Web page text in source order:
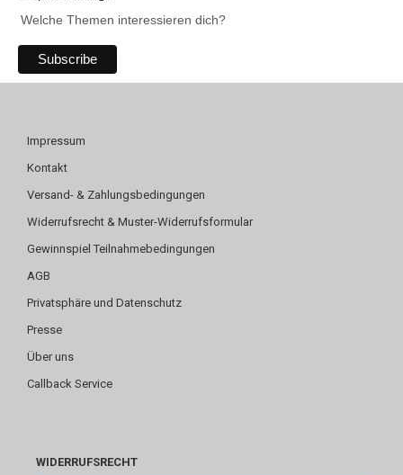
Welche Themen interessieren dich?
Impressum
Kontakt
Versand- & Zahlungsbedingungen
Widerrufsrecht & Muster-Widerrufsformular
Gewinnspiel Teilnahmebedingungen
AGB
Privatsphäre und Datenschutz
Presse
Über uns
Callback Service
WIDERRUFSRECHT